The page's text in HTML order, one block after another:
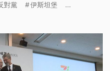
。總統艾爾多安則在議會
對黨 伊斯坦堡 ...